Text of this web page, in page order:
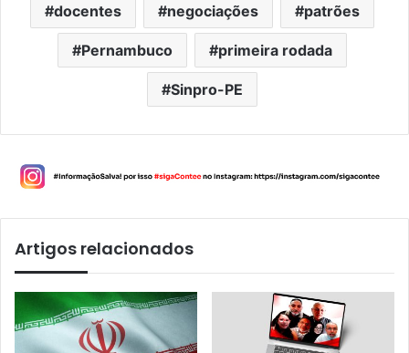
docentes negociações patrões
Pernambuco primeira rodada
Sinpro-PE
Artigos relacionados